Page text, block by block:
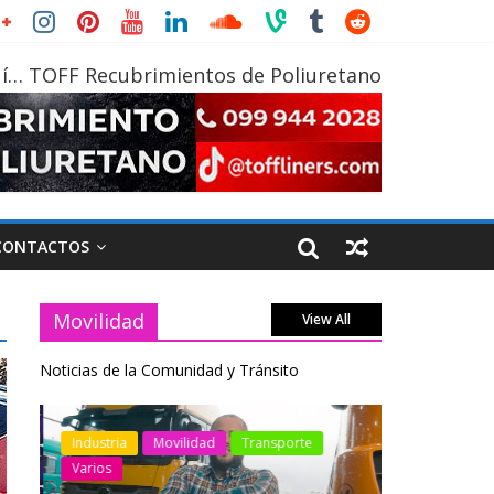
TOFF Recubrimientos de Poliuretano
Movilidad View All
Noticias de la Comunidad y Tránsito
Industria Movilidad
Transporte
Varios